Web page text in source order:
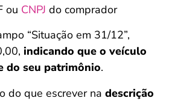
ou CNPJ do comprador
“Situação em 31/12”,
indicando que o veículo
do seu patrimônio.
do que escrever na descrição